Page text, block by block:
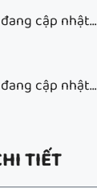
đang cập nhật…
đang cập nhật…
TIẾT